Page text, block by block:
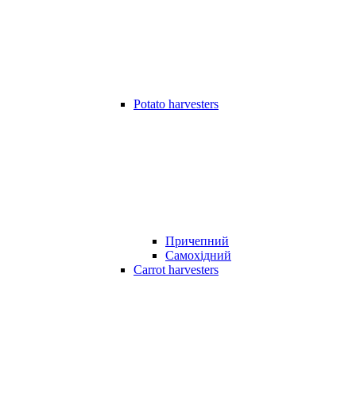
Potato harvesters
Причепний
Самохідний
Carrot harvesters